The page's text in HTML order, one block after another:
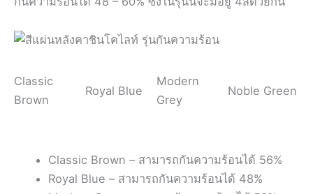
Classic
Brown
Royal Blue
Modern
Grey
Noble Green
Classic Brown – สามารถกันความร้อนได้ 56%
Royal Blue – สามารถกันความร้อนได้ 48%